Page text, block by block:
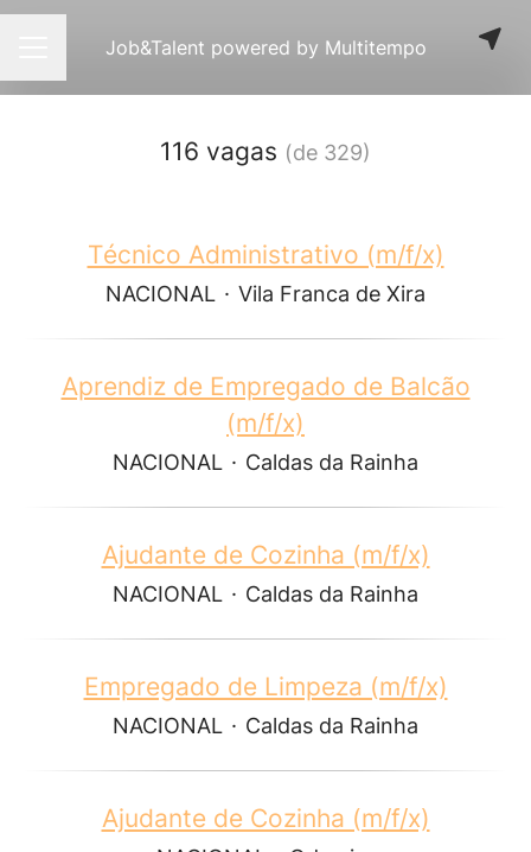
Menu de carreiras
Job&Talent powered by Multitempo
116 vagas (de 329)
Técnico Administrativo (m/f/x)
NACIONAL · Vila Franca de Xira
Aprendiz de Empregado de Balcão
(m/f/x)
NACIONAL · Caldas da Rainha
Ajudante de Cozinha (m/f/x)
NACIONAL · Caldas da Rainha
Empregado de Limpeza (m/f/x)
NACIONAL · Caldas da Rainha
Ajudante de Cozinha (m/f/x)